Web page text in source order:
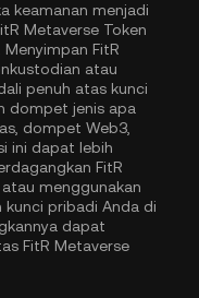
keamanan menjadi
Metaverse Token
FitR
atau
penuh atas kunci
dompet jenis apa
dompet Web3,
ini dapat lebih
FitR
menggunakan
kunci pribadi Anda di
dapat
FitR Metaverse